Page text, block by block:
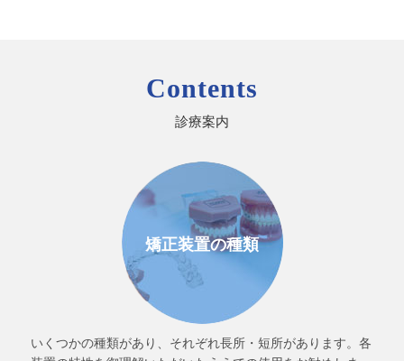
Contents
診療案内
矯正装置の種類
いくつかの種類があり、それぞれ長所・短所があります。各